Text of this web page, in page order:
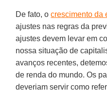
De fato, ocrescimento da
ajustes nas regras da
ajustes devem levar em
nossa situação de
avanços recentes,
de renda do mundo. Os
deveriam servir como